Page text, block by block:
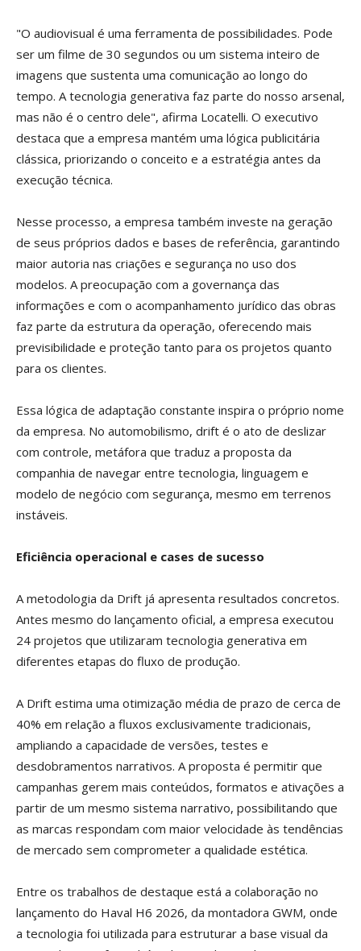
"O audiovisual é uma ferramenta de possibilidades. Pode
ser um filme de 30 segundos ou um sistema inteiro de
imagens que sustenta uma comunicação ao longo do
tempo. A tecnologia generativa faz parte do nosso arsenal,
mas não é o centro dele", afirma Locatelli. O executivo
destaca que a empresa mantém uma lógica publicitária
clássica, priorizando o conceito e a estratégia antes da
execução técnica.
Nesse processo, a empresa também investe na geração
de seus próprios dados e bases de referência, garantindo
maior autoria nas criações e segurança no uso dos
modelos. A preocupação com a governança das
informações e com o acompanhamento jurídico das obras
faz parte da estrutura da operação, oferecendo mais
previsibilidade e proteção tanto para os projetos quanto
para os clientes.
Essa lógica de adaptação constante inspira o próprio nome
da empresa. No automobilismo, drift é o ato de deslizar
com controle, metáfora que traduz a proposta da
companhia de navegar entre tecnologia, linguagem e
modelo de negócio com segurança, mesmo em terrenos
instáveis.
Eficiência operacional e cases de sucesso
A metodologia da Drift já apresenta resultados concretos.
Antes mesmo do lançamento oficial, a empresa executou
24 projetos que utilizaram tecnologia generativa em
diferentes etapas do fluxo de produção.
A Drift estima uma otimização média de prazo de cerca de
40% em relação a fluxos exclusivamente tradicionais,
ampliando a capacidade de versões, testes e
desdobramentos narrativos. A proposta é permitir que
campanhas gerem mais conteúdos, formatos e ativações a
partir de um mesmo sistema narrativo, possibilitando que
as marcas respondam com maior velocidade às tendências
de mercado sem comprometer a qualidade estética.
Entre os trabalhos de destaque está a colaboração no
lançamento do Haval H6 2026, da montadora GWM, onde
a tecnologia foi utilizada para estruturar a base visual da